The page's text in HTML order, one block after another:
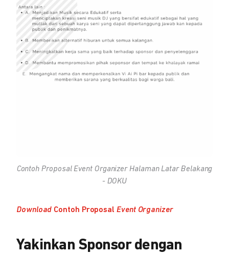
Contoh ProposalEvent OrganizerHalaman Latar Belakang
- DOKU
Download Contoh ProposalEvent Organizer
Yakinkan Sponsor dengan